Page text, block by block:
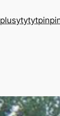
plusytytytpin